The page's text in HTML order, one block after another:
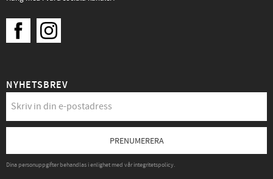
NYHETSBREV
PRENUMERERA
Dina personuppgifter behandlas i enlighet med vårintegritetspolicy.